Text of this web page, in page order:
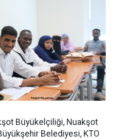
Büyükelçiliği, Nuakşot
Belediyesi, KTO